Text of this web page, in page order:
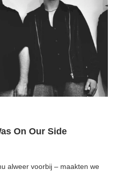
On Our Side
alweer voorbij – maakten we